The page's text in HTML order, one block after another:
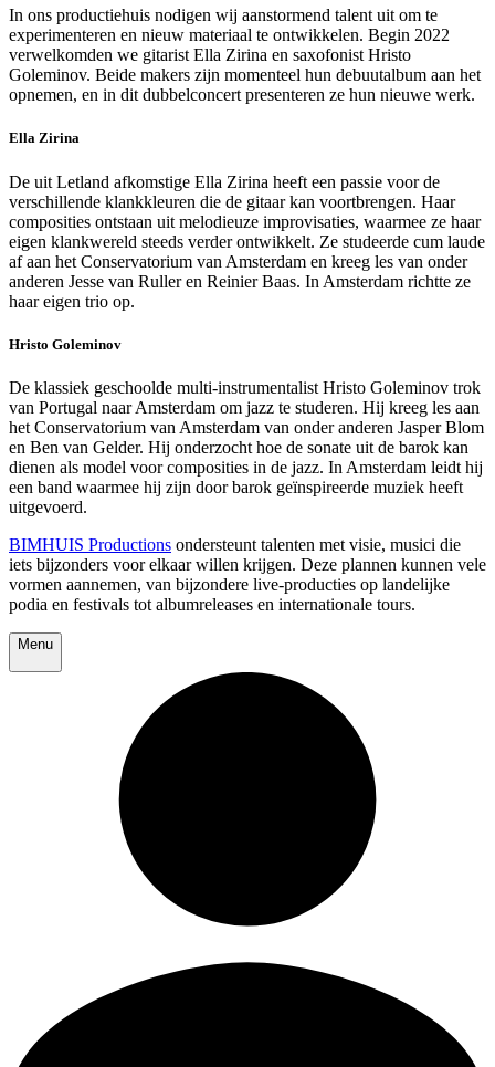
In ons productiehuis nodigen wij aanstormend talent uit om te
experimenteren en nieuw materiaal te ontwikkelen. Begin 2022
verwelkomden we gitarist Ella Zirina en saxofonist Hristo
Goleminov. Beide makers zijn momenteel hun debuutalbum aan het
opnemen, en in dit dubbelconcert presenteren ze hun nieuwe werk.
Ella Zirina
De uit Letland afkomstige Ella Zirina heeft een passie voor de
verschillende klankkleuren die de gitaar kan voortbrengen. Haar
composities ontstaan uit melodieuze improvisaties, waarmee ze haar
eigen klankwereld steeds verder ontwikkelt. Ze studeerde cum laude
af aan het Conservatorium van Amsterdam en kreeg les van onder
anderen Jesse van Ruller en Reinier Baas. In Amsterdam richtte ze
haar eigen trio op.
Hristo Goleminov
De klassiek geschoolde multi-instrumentalist Hristo Goleminov trok
van Portugal naar Amsterdam om jazz te studeren. Hij kreeg les aan
het Conservatorium van Amsterdam van onder anderen Jasper Blom
en Ben van Gelder. Hij onderzocht hoe de sonate uit de barok kan
dienen als model voor composities in de jazz. In Amsterdam leidt hij
een band waarmee hij zijn door barok geïnspireerde muziek heeft
uitgevoerd.
BIMHUIS Productions ondersteunt talenten met visie, musici die
iets bijzonders voor elkaar willen krijgen. Deze plannen kunnen vele
vormen aannemen, van bijzondere live-producties op landelijke
podia en festivals tot albumreleases en internationale tours.
Menu